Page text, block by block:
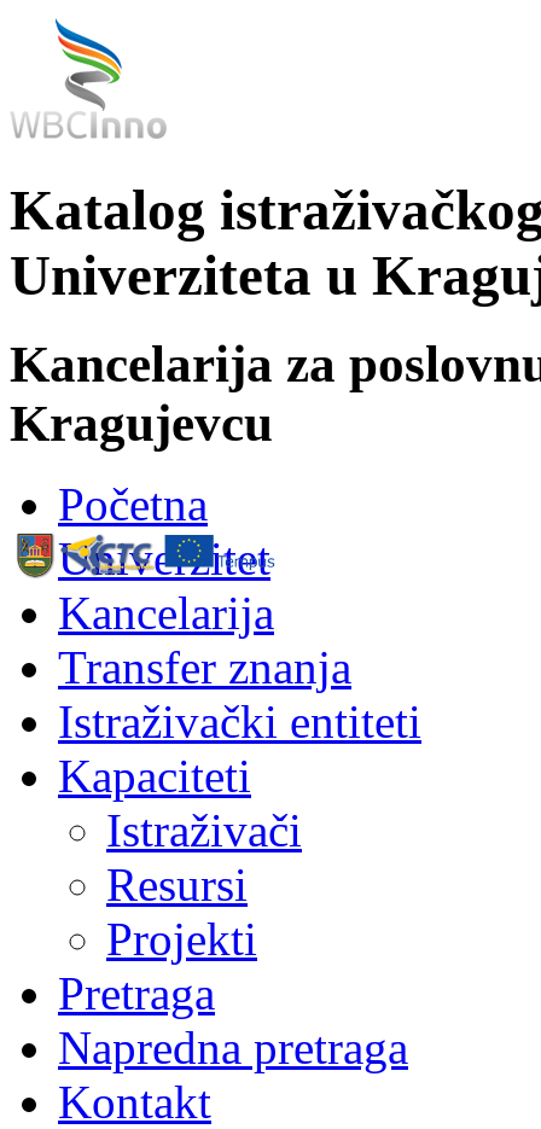
Katalog
Univerziteta u
Kancelarija za
Kragujevcu
Početna
Univerzitet
Kancelarija
Transfer znanja
Istraživački entiteti
Kapaciteti
Istraživači
Resursi
Projekti
Pretraga
Napredna pretraga
Kontakt